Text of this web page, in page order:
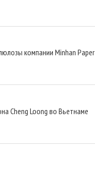
компании Minhan Paper
Cheng Loong во Вьетнаме